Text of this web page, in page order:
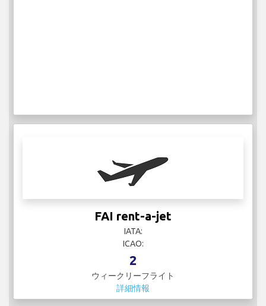
FAI rent-a-jet
IATA:
ICAO:
2
ウィークリーフライト
詳細情報